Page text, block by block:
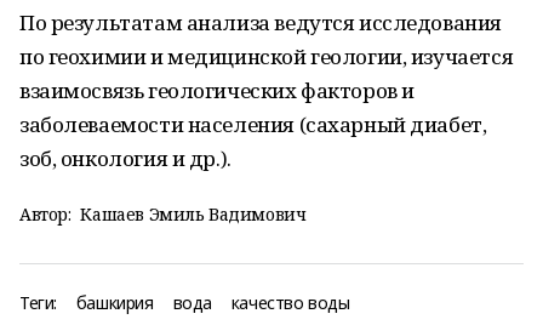
По результатам анализа ведутся исследования
по геохимии и медицинской геологии, изучается
взаимосвязь геологических факторов и
заболеваемости населения (сахарный диабет,
зоб, онкология и др.).
Автор: Кашаев Эмиль Вадимович
Теги: башкирия вода качество воды